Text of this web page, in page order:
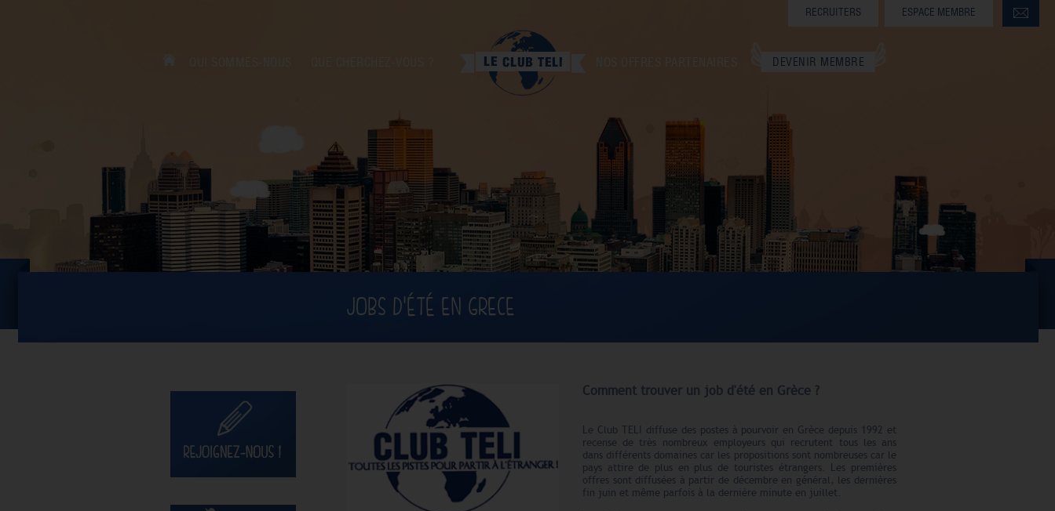
DEVENIR MEMBRE
RECRUITERS ESPACE MEMBRE
JOBS D'ÉTÉ EN GRECE
Comment trouver un job d'été en Grèce ?
Le Club TELI diffuse des postes à pourvoir en Grèce depuis 1992 et
recense de très nombreux employeurs qui recrutent tous les ans
dans différents domaines car les propositions sont nombreuses car le
pays attire de plus en plus de touristes étrangers. Les premières
offres sont diffusées à partir de décembre en général, les dernières
fin juin et même parfois à la dernière minute en juillet.